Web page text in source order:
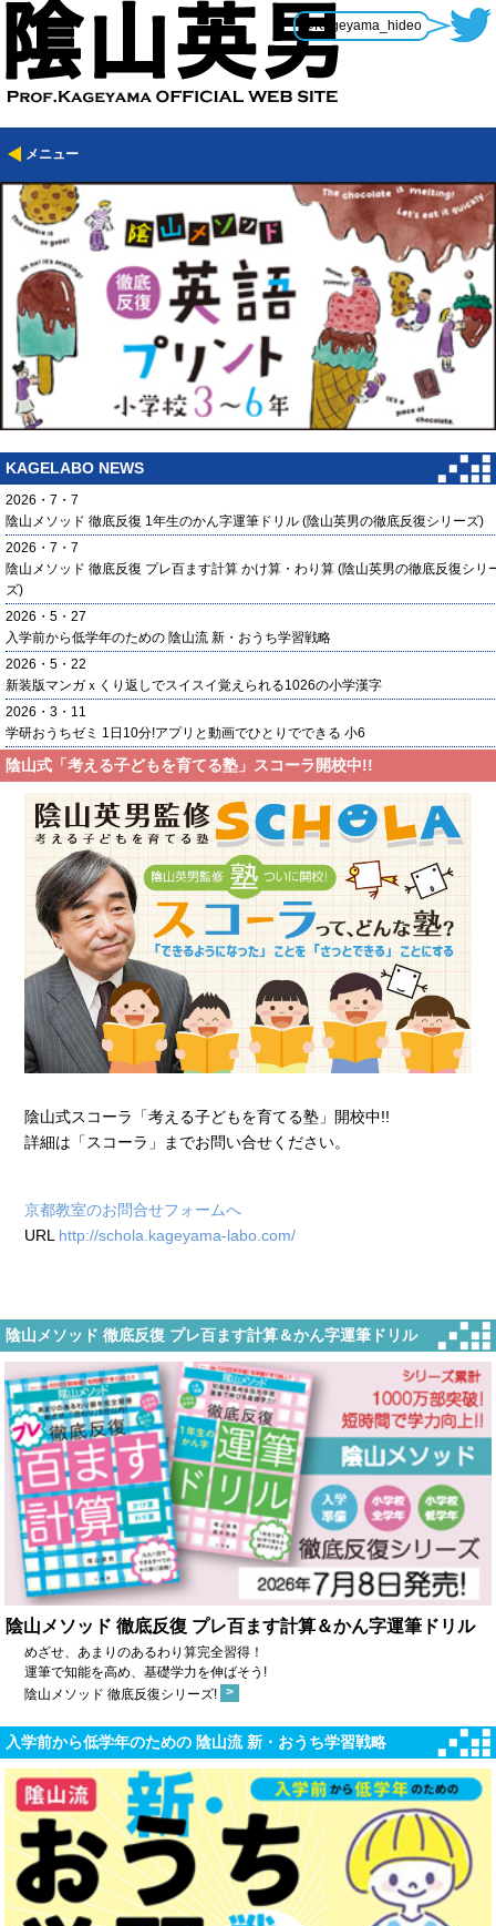
@Kageyama_hideo
メニュー
KAGELABO NEWS
2026・7・7
陰山メソッド 徹底反復 1年生のかん字運筆ドリル (陰山英男の徹底反復シリーズ)
2026・7・7
陰山メソッド 徹底反復 プレ百ます計算 かけ算・わり算 (陰山英男の徹底反復シリ
ズ)
2026・5・27
入学前から低学年のための 陰山流 新・おうち学習戦略
2026・5・22
新装版マンガｘくり返しでスイスイ覚えられる1026の小学漢字
2026・3・11
学研おうちゼミ 1日10分!アプリと動画でひとりでできる 小6
陰山式「考える子どもを育てる塾」スコーラ開校中!!
陰山式スコーラ「考える子どもを育てる塾」開校中!!
詳細は「スコーラ」までお問い合せください。
京都教室のお問合せフォームへ
URL http://schola.kageyama-labo.com/
陰山メソッド 徹底反復 プレ百ます計算＆かん字運筆ドリル
陰山メソッド 徹底反復 プレ百ます計算＆かん字運筆ドリル
めざせ、あまりのあるわり算完全習得！
運筆で知能を高め、基礎学力を伸ばそう!
陰山メソッド 徹底反復シリーズ!
>
入学前から低学年のための 陰山流 新・おうち学習戦略